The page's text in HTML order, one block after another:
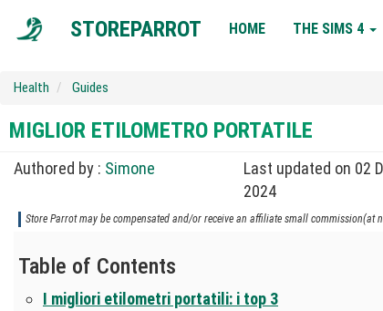
STOREPARROT
NAVIGATION
HOME THE SIMS 4
Health Guides
MIGLIOR ETILOMETRO PORTATILE
Authored by : Simone
Last updated on 02
2024
Store Parrot may be compensated and/or receive an affiliate small
Table of Contents
I migliori etilometri portatili: i top 3